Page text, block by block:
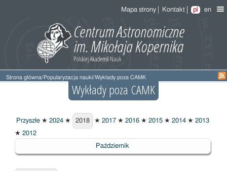
Mapa strony Kontakt pl en
Strona główna/ Popularyzacja nauki/Wykłady poza CAMK
Wykłady poza CAMK
Przyszłe ★ 2024 ★
2018
2018 ★ 2017 ★ 2016 ★ 2015 ★ 2014 ★ 2013
★ 2012
Październik